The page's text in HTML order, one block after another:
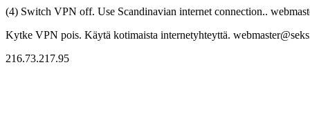
(4) Switch VPN off. Use Scandinavian internet connection..
Kytke VPN pois. Käytä kotimaista internetyhteyttä.
216.73.217.95